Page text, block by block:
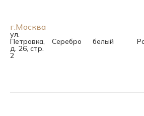
г.Москва
ул.
Петровка,
д. 26, стр.
2
Серебро белый